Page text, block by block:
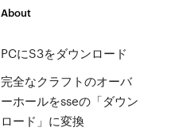
About
PCにS3をダウンロード
完全なクラフトのオーバ
ーホールをsseの「ダウン
ロード」に変換